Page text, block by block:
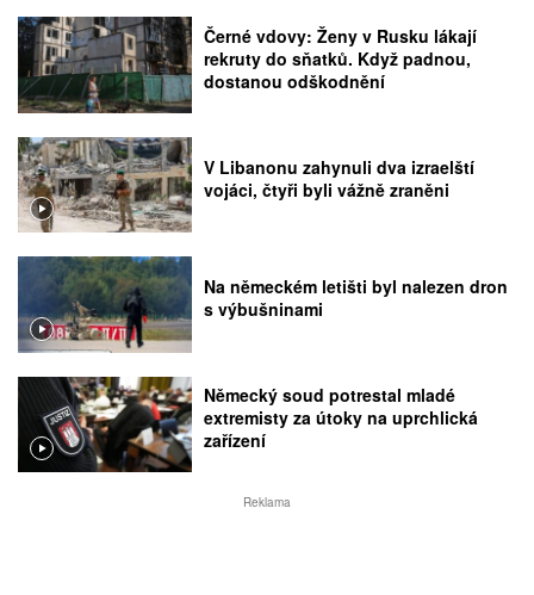
Černé vdovy: Ženy v Rusku lákají
rekruty do sňatků. Když padnou,
dostanou odškodnění
V Libanonu zahynuli dva izraelští
vojáci, čtyři byli vážně zraněni
Na německém letišti byl nalezen dron
s výbušninami
Německý soud potrestal mladé
extremisty za útoky na uprchlická
zařízení
Reklama